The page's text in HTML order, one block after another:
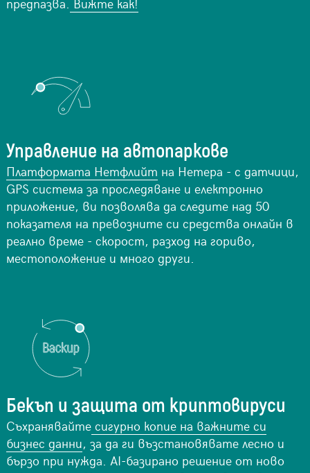
Управление на автопаркове
Платформата Нетфлийт на Нетера - с датчици,
GPS система за проследяване и електронно
приложение, ви позволява да следите над 50
показателя на превозните си средства онлайн в
реално време - скорост, разход на гориво,
местоположение и много други.
Бекъп и защита от криптовируси
Съхранявайте сигурно копие на важните си
бизнес данни, за да ги възстановявате лесно и
бързо при нужда. AI-базирано решение от ново